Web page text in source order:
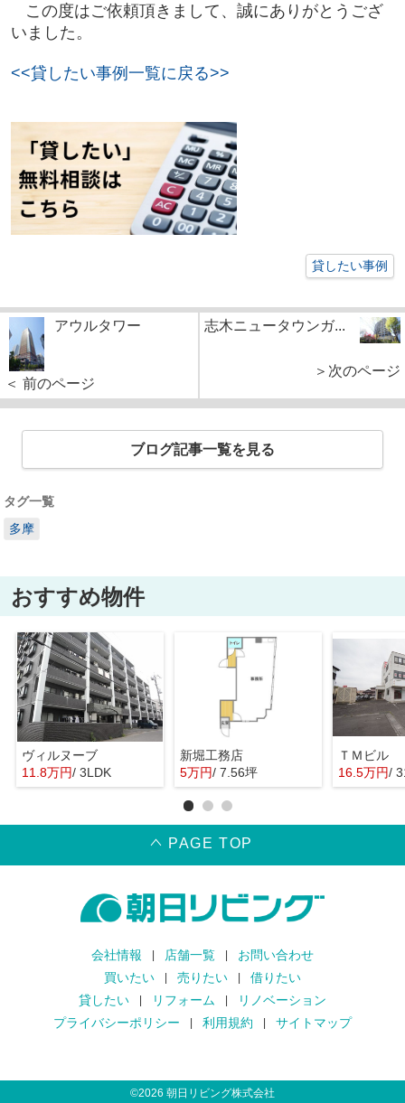
この度はご依頼頂きまして、誠にありがとうござ
いました。
<<貸したい事例一覧に戻る>>
貸したい事例
アウルタワー
＜ 前のページ
志木ニュータウンガ...
＞次のページ
ブログ記事一覧を見る
タグ一覧
多摩
おすすめ物件
ヴィルヌーブ
11.8万円/ 3LDK
新堀工務店
5万円/ 7.56坪
ＴＭビル
16.5万円/
PAGE TOP
会社情報 店舗一覧
お問い合わせ
買いたい
売りたい
借りたい
貸したい
リフォーム
リノベーション
プライバシーポリシー
利用規約 サイトマップ
©2026 朝日リビング株式会社